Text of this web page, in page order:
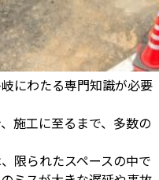
にわたる専門知識が必要
施工に至るまで、多数の
限られたスペースの中で